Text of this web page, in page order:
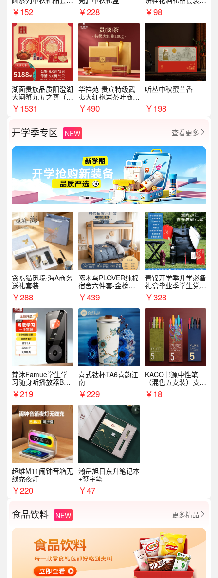
企业送客户商务伴手
礼
￥152 ￥228
AL1377
￥98
湖面贵族品质阳澄湖
大闸蟹九五之尊（卡
券）5188型
￥1531
华祥苑-贵宾特级武
夷大红袍岩茶叶商务
礼盒中秋节送长辈1
00g
￥490
听丛中秋蜜兰香
￥198
开学季专区 NEW 查看更多 
贪吃猫觅境·海A商务
送礼套装
￥288
啄木鸟PLOVER纯棉
宿舍六件套-金榜题
名
￥439
青锦开学季升学必备
礼盒毕业季学生党户
外出行备考装备礼品
￥328
梵沐Famue学生学
习随身听播放器BL1
5（64G）
￥219
喜式钛杯TA6喜韵江
南
￥229
KACO书源中性笔
（混色五支装）支持
logo定制
￥18
超维M11闹钟音箱无
线充夜灯
￥220
瀚岳旭日东升笔记本
+签字笔
￥47
食品饮料 NEW 更多精品 